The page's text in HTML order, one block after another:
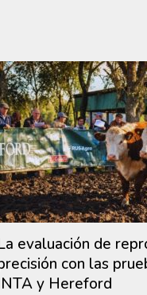
evaluación de
con las
y Hereford